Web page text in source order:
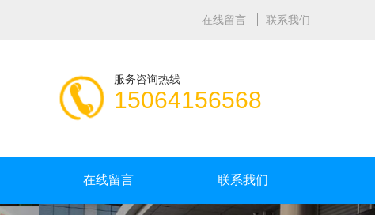
在线留言 联系我们
服务咨询热线
15064156568
在线留言 联系我们